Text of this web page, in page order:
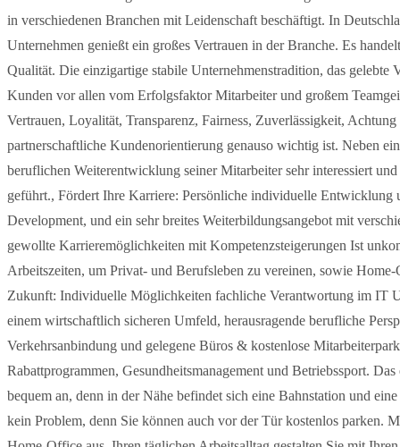
in verschiedenen Branchen mit Leidenschaft beschäftigt. In
Unternehmen genießt ein großes Vertrauen in der Branche. Es
Qualität. Die einzigartige stabile Unternehmenstradition, das
Kunden vor allen vom Erfolgsfaktor Mitarbeiter und großem
Vertrauen, Loyalität, Transparenz, Fairness, Zuverlässigkeit,
partnerschaftliche Kundenorientierung genauso wichtig ist. Neben
beruflichen Weiterentwicklung seiner Mitarbeiter sehr interessiert
geführt., Fördert Ihre Karriere: Persönliche individuelle
Development, und ein sehr breites Weiterbildungsangebot mit
gewollte Karrieremöglichkeiten mit Kompetenzsteigerungen Ist
Arbeitszeiten, um Privat- und Berufsleben zu vereinen, sowie
Zukunft: Individuelle Möglichkeiten fachliche Verantwortung im IT
einem wirtschaftlich sicheren Umfeld, herausragende berufliche
Verkehrsanbindung und gelegene Büros & kostenlose
Rabattprogrammen, Gesundheitsmanagement und Betriebssport.
bequem an, denn in der Nähe befindet sich eine Bahnstation und
kein Problem, denn Sie können auch vor der Tür kostenlos parken.